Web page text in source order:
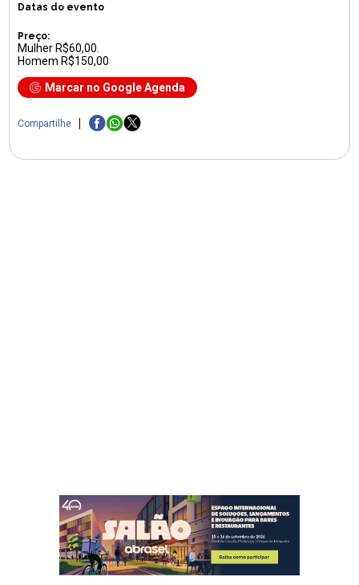
Datas do evento
Preço:
Mulher R$60,00.
Homem R$150,00
Marcar no Google Agenda
Compartilhe